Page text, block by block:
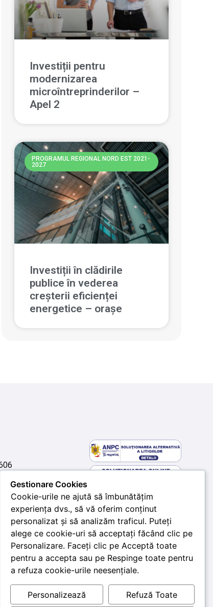
Investiții pentru
modernizarea
microîntreprinderilor –
Apel 2
PROGRAMUL REGIONAL NORD EST 2021-
2027
Investiții în clădirile
publice în vederea
creșterii eficienței
energetice – orașe
Gestionare Cookies
Cookie-urile ne ajută să îmbunătățim
experiența dvs., să vă oferim conținut
personalizat și să analizăm traficul. Puteți
alege ce cookie-uri să acceptați făcând clic pe
Personalizare. Faceți clic pe Acceptă toate
pentru a accepta sau pe Respinge toate pentru
a refuza cookie-urile neesențiale.
Personalizează Refuză Toate